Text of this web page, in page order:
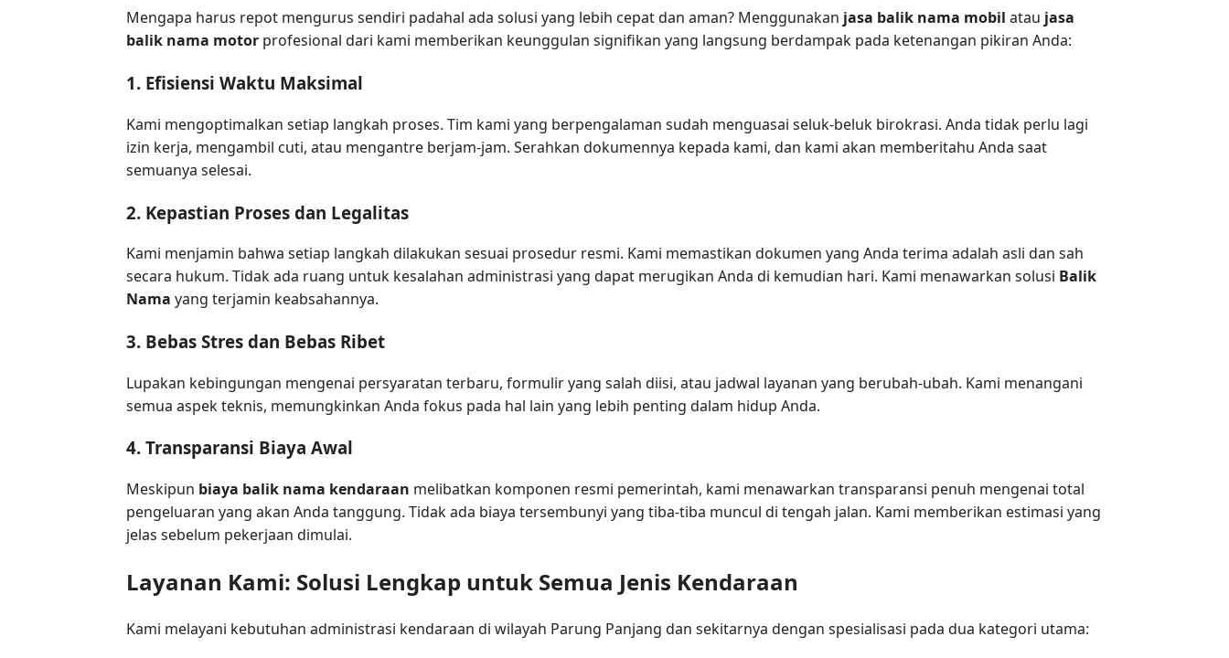
Mengapa harus repot mengurus sendiri padahal ada solusi yang lebih cepat dan aman? Menggunakan jasa balik nama mobil atau jasa
balik nama motor profesional dari kami memberikan keunggulan signifikan yang langsung berdampak pada ketenangan pikiran Anda:
1. Efisiensi Waktu Maksimal
Kami mengoptimalkan setiap langkah proses. Tim kami yang berpengalaman sudah menguasai seluk-beluk birokrasi. Anda tidak perlu lagi
izin kerja, mengambil cuti, atau mengantre berjam-jam. Serahkan dokumennya kepada kami, dan kami akan memberitahu Anda saat
semuanya selesai.
2. Kepastian Proses dan Legalitas
Kami menjamin bahwa setiap langkah dilakukan sesuai prosedur resmi. Kami memastikan dokumen yang Anda terima adalah asli dan sah
secara hukum. Tidak ada ruang untuk kesalahan administrasi yang dapat merugikan Anda di kemudian hari. Kami menawarkan solusi Balik
Nama yang terjamin keabsahannya.
3. Bebas Stres dan Bebas Ribet
Lupakan kebingungan mengenai persyaratan terbaru, formulir yang salah diisi, atau jadwal layanan yang berubah-ubah. Kami menangani
semua aspek teknis, memungkinkan Anda fokus pada hal lain yang lebih penting dalam hidup Anda.
4. Transparansi Biaya Awal
Meskipun biaya balik nama kendaraan melibatkan komponen resmi pemerintah, kami menawarkan transparansi penuh mengenai total
pengeluaran yang akan Anda tanggung. Tidak ada biaya tersembunyi yang tiba-tiba muncul di tengah jalan. Kami memberikan estimasi yang
jelas sebelum pekerjaan dimulai.
Layanan Kami: Solusi Lengkap untuk Semua Jenis Kendaraan
Kami melayani kebutuhan administrasi kendaraan di wilayah Parung Panjang dan sekitarnya dengan spesialisasi pada dua kategori utama: